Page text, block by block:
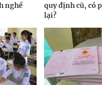
nghề
quy định cũ, có
lại?